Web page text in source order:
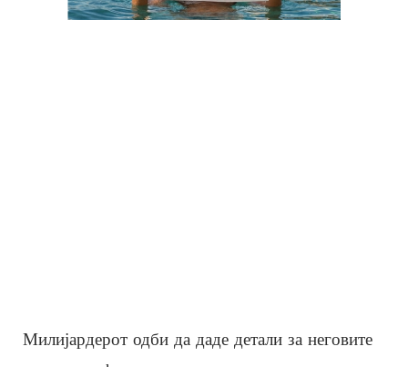
Милијардерот одби да даде детали за неговите